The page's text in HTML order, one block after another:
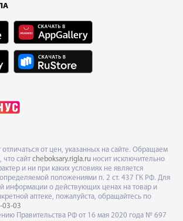
отличаться от цен, указанных на сайте. Обращаем
сайт cheboksary.rigla.ru носит исключительно
и ни при каких условиях не является
положениями п. 2 ст. 437 ГК РФ. Для
информации о действующих ценах на товар и
аптеке, пожалуйста, обращайтесь по
03-03
Правительства РФ от 16 мая 2020 года № 697